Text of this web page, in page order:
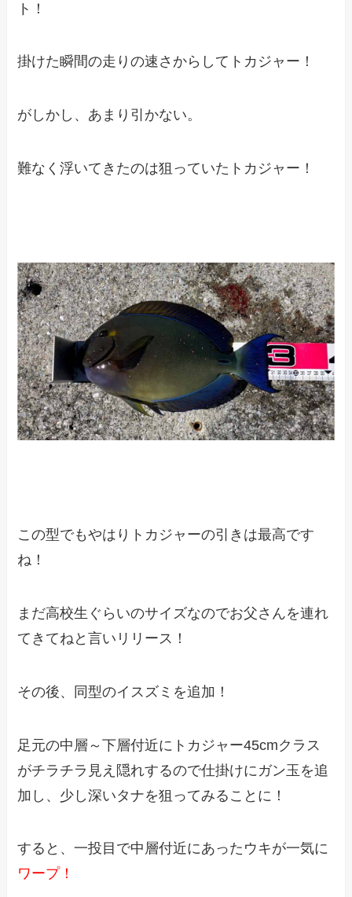
ト！
掛けた瞬間の走りの速さからしてトカジャー！
がしかし、あまり引かない。
難なく浮いてきたのは狙っていたトカジャー！
この型でもやはりトカジャーの引きは最高です
ね！
まだ高校生ぐらいのサイズなのでお父さんを連れ
てきてねと言いリリース！
その後、同型のイスズミを追加！
足元の中層～下層付近にトカジャー45cmクラス
がチラチラ見え隠れするので仕掛けにガン玉を追
加し、少し深いタナを狙ってみることに！
すると、一投目で中層付近にあったウキが一気に
ワープ！